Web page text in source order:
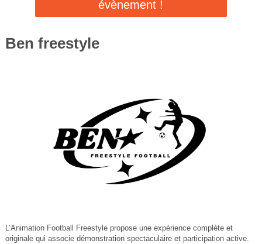
évènement !
Ben freestyle
L’Animation Football Freestyle propose une expérience complète et
originale qui associe démonstration spectaculaire et participation active.